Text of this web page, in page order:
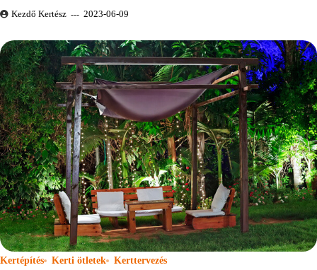
Kezdő Kertész 2023-06-09
Kertépítés Kerti ötletek Kerttervezés